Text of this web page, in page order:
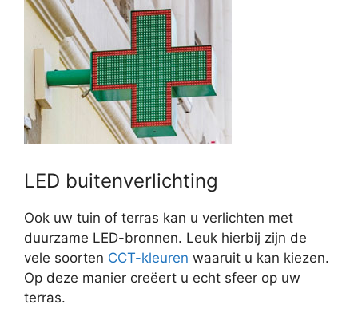
LED buitenverlichting
Ook uw tuin of terras kan u verlichten met
duurzame LED-bronnen. Leuk hierbij zijn de
vele soorten CCT-kleuren waaruit u kan kiezen.
Op deze manier creëert u echt sfeer op uw
terras.